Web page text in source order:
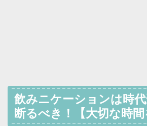
飲みニケーションは時
断るべき！【大切な時間